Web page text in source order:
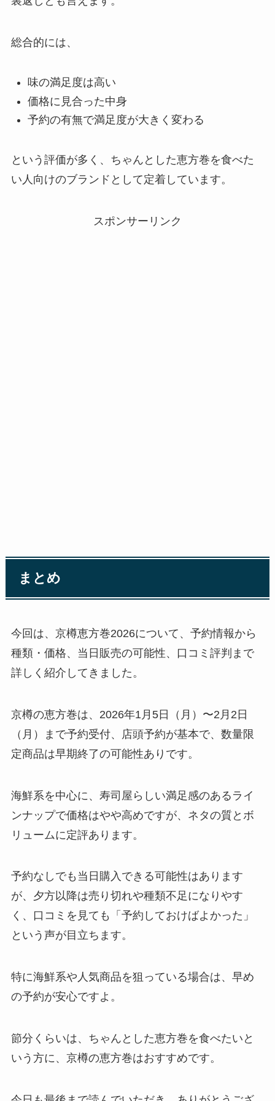
総合的には、
味の満足度は高い
価格に見合った中身
予約の有無で満足度が大きく変わる
という評価が多く、ちゃんとした恵方巻を食べた
い人向けのブランドとして定着しています。
スポンサーリンク
まとめ
今回は、京樽恵方巻2026について、予約情報から
種類・価格、当日販売の可能性、口コミ評判まで
詳しく紹介してきました。
京樽の恵方巻は、2026年1月5日（月）〜2月2日
（月）まで予約受付、店頭予約が基本で、数量限
定商品は早期終了の可能性ありです。
海鮮系を中心に、寿司屋らしい満足感のあるライ
ンナップで価格はやや高めですが、ネタの質とボ
リュームに定評あります。
予約なしでも当日購入できる可能性はあります
が、夕方以降は売り切れや種類不足になりやす
く、口コミを見ても「予約しておけばよかった」
という声が目立ちます。
特に海鮮系や人気商品を狙っている場合は、早め
の予約が安心ですよ。
節分くらいは、ちゃんとした恵方巻を食べたいと
いう方に、京樽の恵方巻はおすすめです。